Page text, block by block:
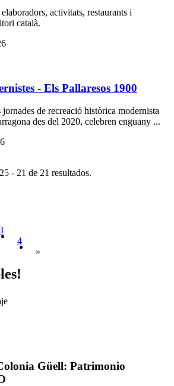
activitats, restaurants i
català.
- Els Pallaresos 1900
de recreació històrica modernista
des del 2020, celebren enguany ...
- 21 de 21 resultados.
4
»
Güell: Patrimonio